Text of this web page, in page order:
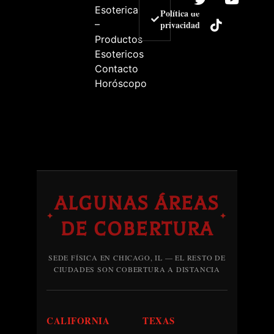
Esoterica
–
Productos
Esotericos
Contacto
Horóscopo
Política de
privacidad
✦
ALGUNAS ÁREAS
DE COBERTURA
✦
SEDE FÍSICA EN CHICAGO, IL — EL RESTO DE
CIUDADES SON COBERTURA A DISTANCIA
CALIFORNIA TEXAS